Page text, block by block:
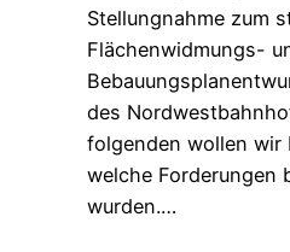
Stellungnahme zum
Flächenwidmungs-
des
folgenden wollen wir
welche Forderungen
wurden.…